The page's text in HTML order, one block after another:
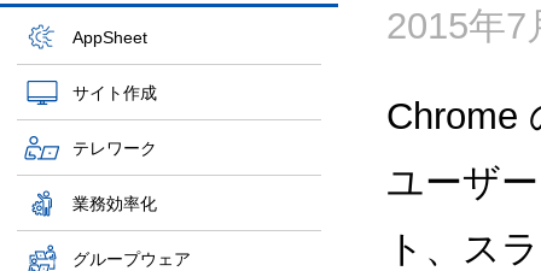
AppSheet
サイト作成
テレワーク
業務効率化
グループウェア
2015年7
Chrome
ユーザ
ト、ス